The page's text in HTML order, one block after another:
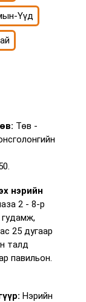
Үүд
Төв -
нэрийн
2 - 8-р
гудамж,
25 дугаар
талд
павильон.
Нэрийн